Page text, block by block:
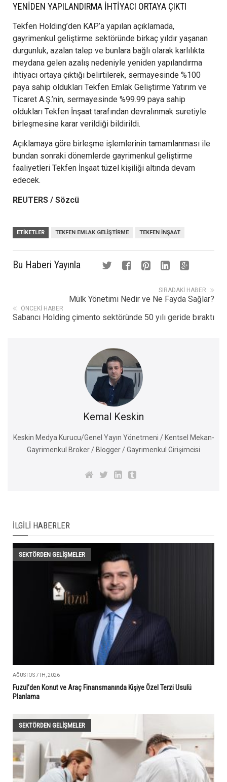
YENİDEN YAPILANDIRMA İHTİYACI ORTAYA ÇIKTI
Tekfen Holding’den KAP’a yapılan açıklamada,
gayrimenkul geliştirme sektöründe birkaç yıldır yaşanan
durgunluk, azalan talep ve bunlara bağlı olarak karlılıkta
meydana gelen azalış nedeniyle yeniden yapılandırma
ihtiyacı ortaya çıktığı belirtilerek, sermayesinde %100
paya sahip oldukları Tekfen Emlak Geliştirme Yatırım ve
Ticaret A.Ş.’nin, sermayesinde %99.99 paya sahip
oldukları Tekfen İnşaat tarafından devralınmak suretiyle
birleşmesine karar verildiği bildirildi.
Açıklamaya göre birleşme işlemlerinin tamamlanması ile
bundan sonraki dönemlerde gayrimenkul geliştirme
faaliyetleri Tekfen İnşaat tüzel kişiliği altında devam
edecek.
REUTERS / Sözcü
ETIKETLER TEKFEN EMLAK GELIŞTIRME TEKFEN INŞAAT
Bu Haberi Yayınla
SIRADAKI HABER
Mülk Yönetimi Nedir ve Ne Fayda Sağlar?
ÖNCEKI HABER
Sabancı Holding çimento sektöründe 50 yılı geride bıraktı
Kemal Keskin
Keskin Medya Kurucu/Genel Yayın Yönetmeni / Kentsel Mekan-
Gayrimenkul Broker / Blogger / Gayrimenkul Girişimcisi
İLGILI HABERLER
SEKTÖRDEN GELIŞMELER
AĞUSTOS 7TH, 2026
Fuzul’den Konut ve Araç Finansmanında Kişiye Özel Terzi Usulü
Planlama
SEKTÖRDEN GELIŞMELER